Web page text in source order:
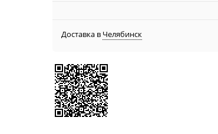
Доставка в Челябинск